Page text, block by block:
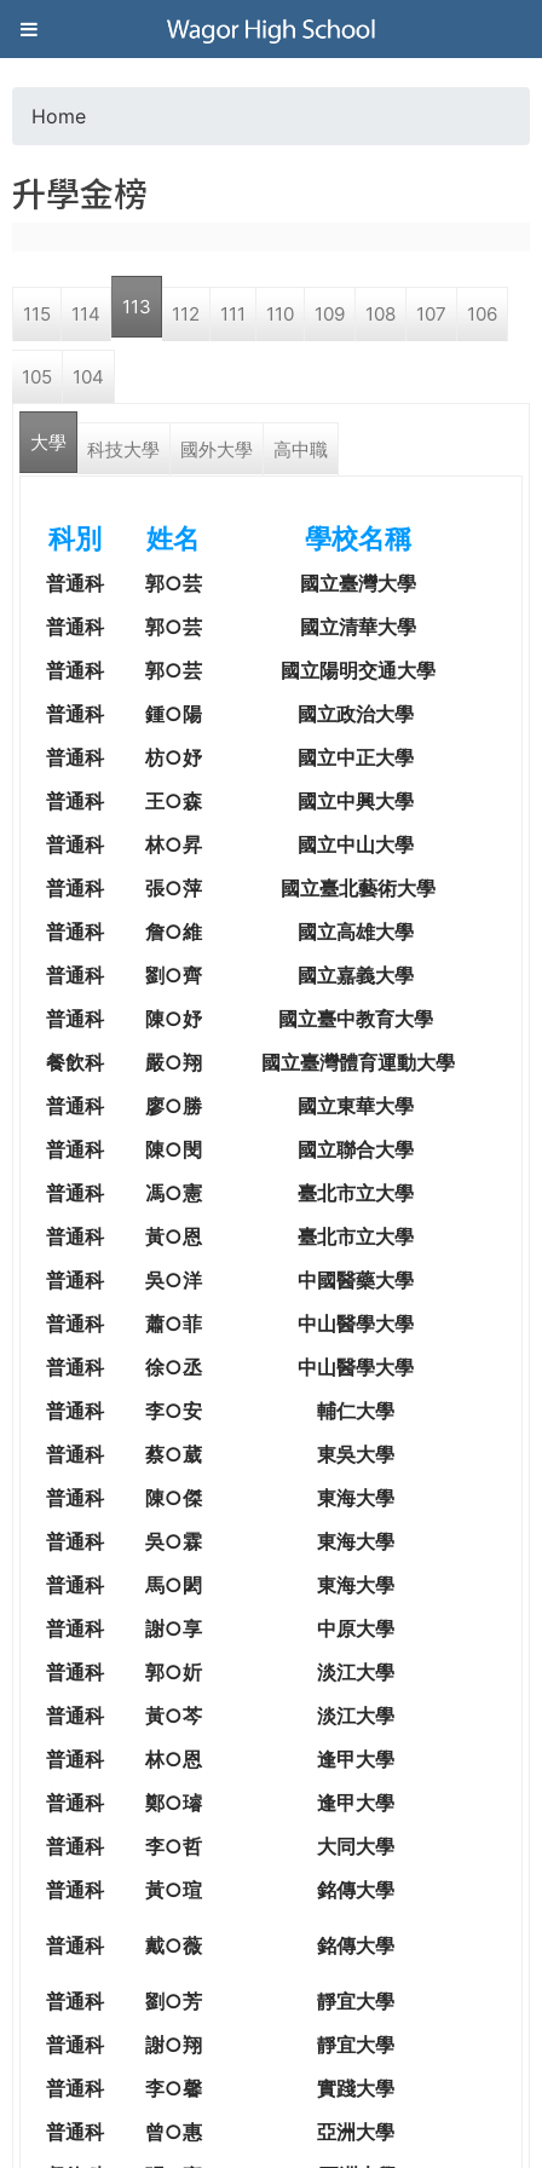
Jump to navigation
葳
格
高
學
WAGOR
TODAY
WORLD
TOMORROW
CITIZENSHIP
o
a
r
e
e
Home
升學金榜
115 114 113 112 111 110 109 108 107 106
105 104
大學 科技大學 國外大學 高中職
科別 姓名 學校名稱
普通科 郭○芸
國立臺灣大學
普通科
郭○芸
國立清華大學
普通科
郭○芸
國立陽明交通大學
普通科
鍾○陽
國立政治大學
普通科
枋○妤
國立中正大學
普通科
王○森
國立中興大學
普通科
林○昇
國立中山大學
普通科
張○萍
國立臺北藝術大學
普通科
詹○維
國立高雄大學
普通科
劉○齊
國立嘉義大學
普通科
陳○妤
國立臺中教育大學
餐飲科
嚴○翔 國立臺灣體育運動大學
普通科
廖○勝
國立東華大學
普通科
陳○閔
國立聯合大學
普通科
馮○憲
臺北市立大學
普通科
黃○恩
臺北市立大學
普通科 吳○洋
中國醫藥大學
普通科
蕭○菲
中山醫學大學
普通科
徐○丞
中山醫學大學
普通科
李○安
輔仁大學
普通科
蔡○葳
東吳大學
普通科
陳○傑
東海大學
普通科
吳○霖
東海大學
普通科
馬○閎
東海大學
普通科
謝○享
中原大學
普通科
郭○妡
淡江大學
普通科
黃○芩
淡江大學
普通科
林○恩
逢甲大學
普通科
鄭○璿
逢甲大學
普通科
李○哲
大同大學
普通科
黃○瑄 銘傳大學
普通科 戴○薇 銘傳大學
普通科 劉○芳
靜宜大學
普通科
謝○翔
靜宜大學
普通科
李○馨
實踐大學
普通科
曾○惠
亞洲大學